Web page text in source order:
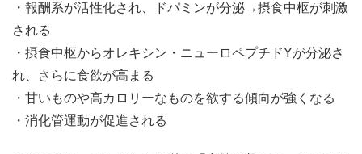
・報酬系が活性化され、ドパミンが分泌→摂食中枢が刺激
される
・摂食中枢からオレキシン・ニューロペプチドYが分泌さ
れ、さらに食欲が高まる
・甘いものや高カロリーなものを欲する傾向が強くなる
・消化管運動が促進される